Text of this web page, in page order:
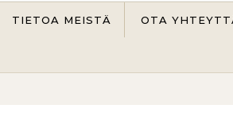
TIETOA MEISTÄ OTA